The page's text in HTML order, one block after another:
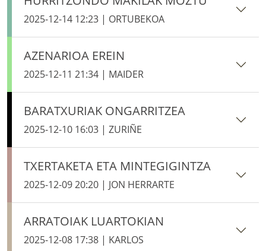
2025-12-14 12:23 | ORTUBEKOA
AZENARIOA EREIN
2025-12-11 21:34 | MAIDER
BARATXURIAK ONGARRITZEA
2025-12-10 16:03 | ZURIÑE
TXERTAKETA ETA MINTEGIGINTZA
2025-12-09 20:20 | JON HERRARTE
ARRATOIAK LUARTOKIAN
2025-12-08 17:38 | KARLOS